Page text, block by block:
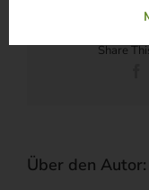
Share
Über den Autor: